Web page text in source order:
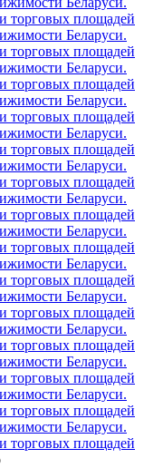
торговых площадей
Беларуси.
торговых площадей
Беларуси.
торговых площадей
Беларуси.
торговых площадей
Беларуси.
торговых площадей
Беларуси.
торговых площадей
Беларуси.
торговых площадей
Беларуси.
торговых площадей
Беларуси.
торговых площадей
Беларуси.
торговых площадей
Беларуси.
торговых площадей
Беларуси.
торговых площадей
Беларуси.
торговых площадей
Беларуси.
торговых площадей